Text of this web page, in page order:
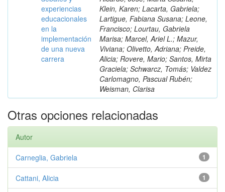
experiencias
educacionales
en la
implementación
de una nueva
carrera
Klein, Karen; Lacarta, Gabriela;
Lartigue, Fabiana Susana; Leone,
Francisco; Lourtau, Gabriela
Marisa; Marcel, Ariel L.; Mazur,
Viviana; Olivetto, Adriana; Preide,
Alicia; Rovere, Mario; Santos, Mirta
Graciela; Schwarcz, Tomás; Valdez
Carlomagno, Pascual Rubén;
Weisman, Clarisa
Otras opciones relacionadas
Autor
1
Carneglia, Gabriela
1
Cattani, Alicia